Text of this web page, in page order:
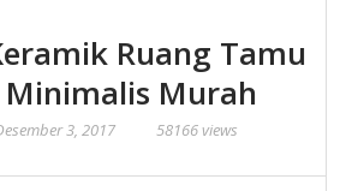
Ruang Tamu
Minimalis Murah
3, 2017 58166 views